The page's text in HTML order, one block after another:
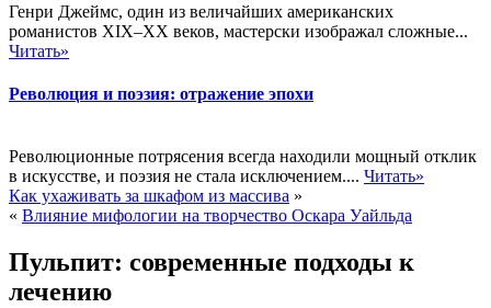
Генри Джеймс, один из величайших американских
романистов XIX–XX веков, мастерски изображал сложные...
Читать»
Революция и поэзия: отражение эпохи
Революционные потрясения всегда находили мощный отклик
в искусстве, и поэзия не стала исключением.... Читать»
Как ухаживать за шкафом из массива »
« Влияние мифологии на творчество Оскара Уайльда
Пульпит: современные подходы к
лечению